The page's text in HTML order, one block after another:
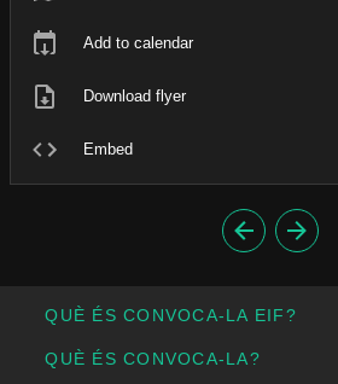
Add to calendar
Download flyer
Embed
QUÈ ÉS CONVOCA-LA EIF?
QUÈ ÉS CONVOCA-LA?